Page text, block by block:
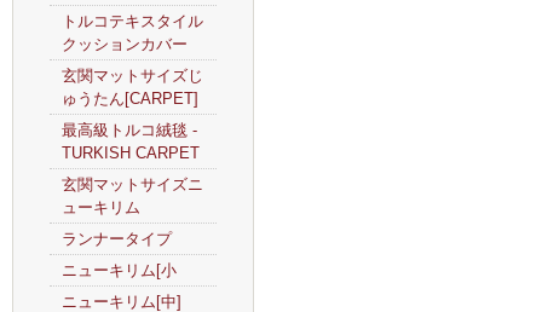
トルコテキスタイル
クッションカバー
玄関マットサイズじ
ゅうたん[CARPET]
最高級トルコ絨毯 -
TURKISH CARPET
玄関マットサイズニ
ューキリム
ランナータイプ
ニューキリム[小
ニューキリム[中]